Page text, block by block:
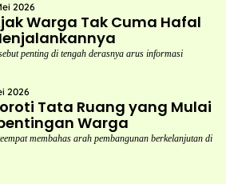
2026
Warga Tak Cuma Hafal
penting di tengah derasnya arus informasi
2026
Tata Ruang yang Mulai
Warga
membahas arah pembangunan berkelanjutan di